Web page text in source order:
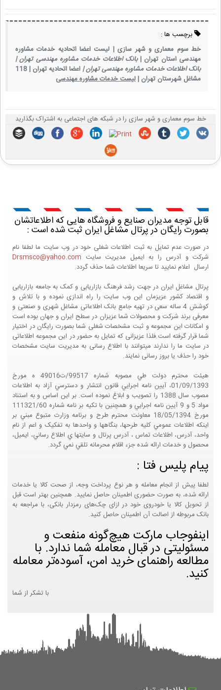
برچسب ها :
خط سوم معماری و شهر سازی | لیست اعضا اتحادیه خدمات مشاوره
مهندسی استان تهران | بانک اطلاعات خدمات مشاوره مهندسی تهران |
بانک اطلاعات خدمات مشاوره مهندسی تهران |اعضا اتحادیه تهران |118
مشاغل شهرستان تهران |لیست خدمات مشاوره مهندسی
خط سوم معماری و شهر سازی را در شبکه های اجتماعی به اشتراک بگذارید
قابل توجه مدیران صنایع و فروشگاه هایی که اطلاعاتشان
بصورت رایگان در پرتال مشاغل ایران ثبت شده است :
در صورت عدم تمایل به ثبت اطلاعات شغلی خود در وب سایت ما لطفا نام
شرکت و آدرس را به ایمیل مدیریت سایت Drsmsco@yahoo.com
ارسال اعلام نمایید تا سریعا اطلاعات شما حذف گردد.
پرتال مشاغل ایران در جهت رشد فرهنگ بازاریابی و کمک به جامعه بازاریابی
و اقتصاد کشور عزیزمان این وب سایت را راه اندازی نموده و با تلاش و
کوشش 4 ساله سعی در تهیه جامع بانک اطلاعاتی مشاغل شهری و صنعتی و
معرفی برند شرکت و محصولات شما عزیزان در سطح ایران و جهان بوده است
و امکانات این مجموعه و ثبت مشخصات شغلی شما بصورت رایگان در اختیار
شما قرار گرفته است.فلذا عزیزانی که تمایل به حضور در این مجموعه اطلاعاتی
در سایت ما را ندارند میتوانند با اطلاع رسانی به مدیریت سایت مشخصات
خود را حذف یا بروز رسانی نمایند.
هيئت محترم دولت طي مصوبه شماره 99517/ت49016 ه مورخ
01/09/1393، آيين نامه اجرايي قانون انتشار و دسترسي آزاد به اطلاعات
مصوب سال 1388 را تصويب و ابلاغ نموده است. بر اين اساس و به استناد
مواد 5 و 9 آيين نامه اجرايي و همچنين با تکيه بر نامه شماره 111321/60
مورخ 18/05/1394 معاونت محترم طرح و برنامه وزارت متبوع مبني بر
اينکه اطلاعات عمومي کليه طرحها، بنگاهها و واحدها به تفکيک و اعم از نام
واحد، آدرس، اطلاعات تماس ، آدرس پرتال و سايتها ي اطلاع رساني، ايميل،
محصول و خدمات ارائه شده جزء اقلام محرمانه تلقي نمي گردد.
پیام پلیس فتا :
لطفا پیش از انجام معامله و هر نوع پرداخت وجه، از صحت کالا یا خدمات
ارائه شده، به صورت حضوری اطمینان حاصل نمایید. همچنین بهتر است قبل
از تحویل کالا یا خودروی خود در ازای چک‌های رمزدار بانکی، با مراجعه به
بانک مربوطه از اصالت آن اطمینان حاصل کنید.
اینفوجاب مارکت هیچ‌گونه منفعت و
مسئولیتی در قبال معامله شما ندارد. با
مطالعه راهنمای خرید امن، آسوده‌تر معامله
کنید.
با تشکر از شما